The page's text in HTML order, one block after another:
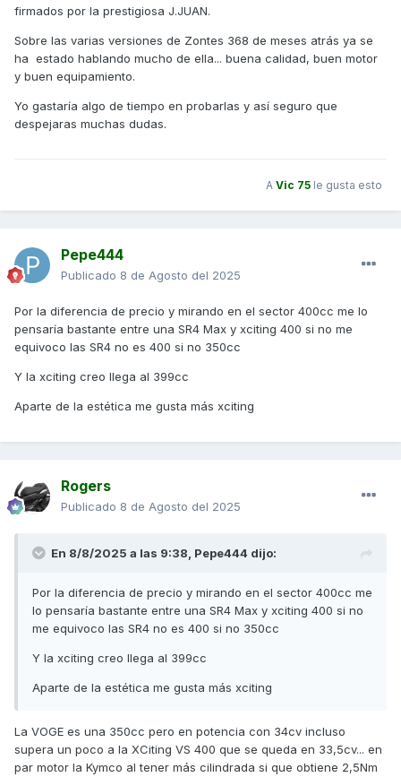
firmados por la prestigiosa J.JUAN.
Sobre las varias versiones de Zontes 368 de meses atrás ya se
ha estado hablando mucho de ella... buena calidad, buen motor
y buen equipamiento.
Yo gastaría algo de tiempo en probarlas y así seguro que
despejaras muchas dudas.
A Vic 75 le gusta esto
Pepe444
Publicado 8 de Agosto del 2025
Por la diferencia de precio y mirando en el sector 400cc me lo
pensaría bastante entre una SR4 Max y xciting 400 si no me
equivoco las SR4 no es 400 si no 350cc
Y la xciting creo llega al 399cc
Aparte de la estética me gusta más xciting
Rogers
Publicado 8 de Agosto del 2025
En 8/8/2025 a las 9:38, Pepe444 dijo:
Por la diferencia de precio y mirando en el sector 400cc me
lo pensaría bastante entre una SR4 Max y xciting 400 si no
me equivoco las SR4 no es 400 si no 350cc
Y la xciting creo llega al 399cc
Aparte de la estética me gusta más xciting
La VOGE es una 350cc pero en potencia con 34cv incluso
supera un poco a la XCiting VS 400 que se queda en 33,5cv... en
par motor la Kymco al tener más cilindrada si que obtiene 2,5Nm